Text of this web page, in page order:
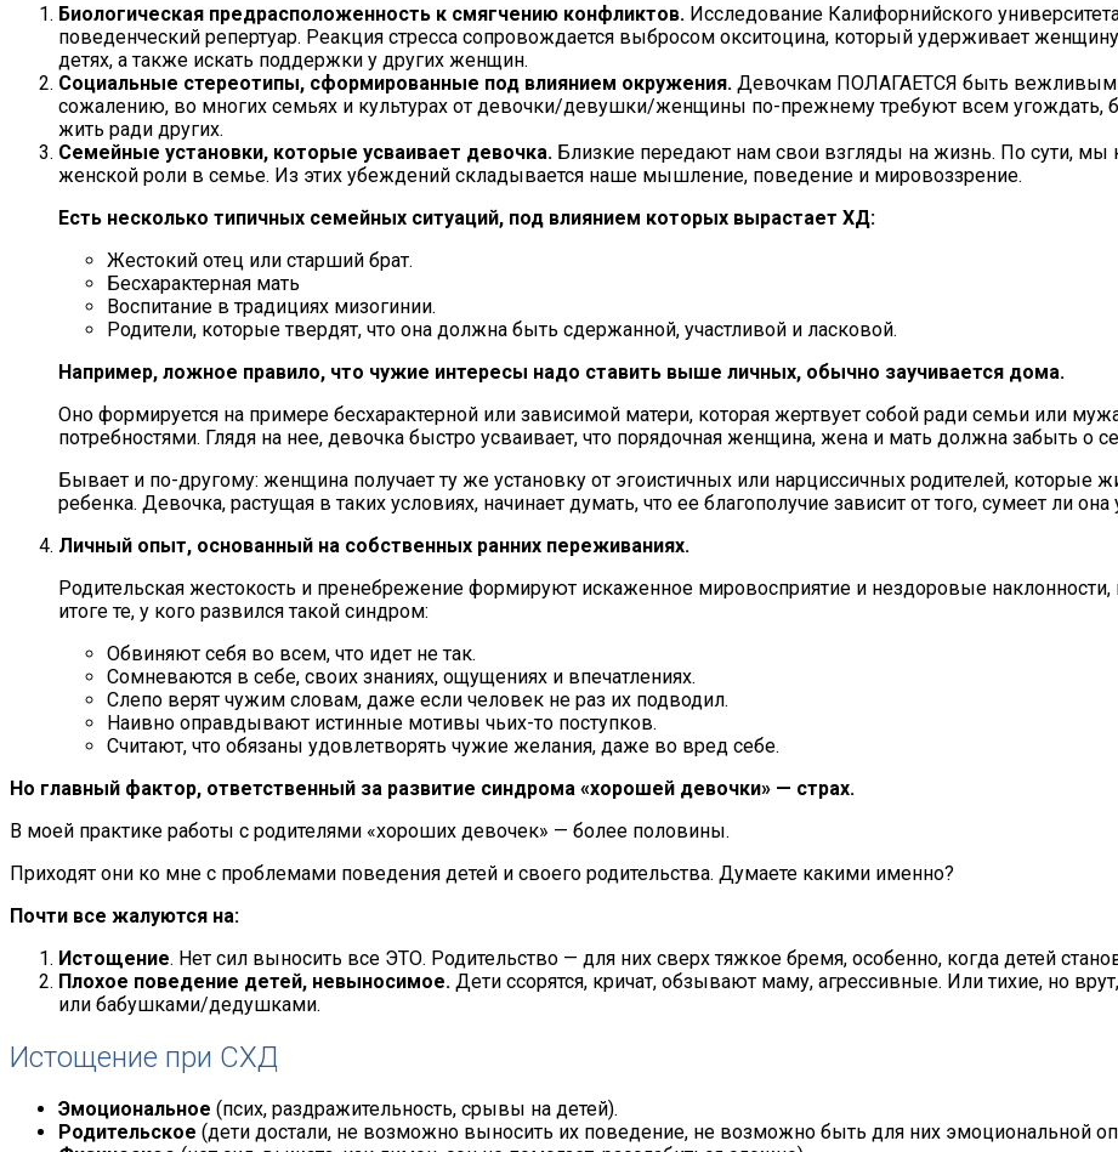
Биологическая предрасположенность к смягчению конфликтов. Исследование Калифорнийского
поведенческий репертуар. Реакция стресса сопровождается выбросом окситоцина, который удерживает
детях, а также искать поддержки у других женщин.
Социальные стереотипы, сформированные под влиянием окружения. Девочкам ПОЛАГАЕТСЯ быть
сожалению, во многих семьях и культурах от девочки/девушки/женщины по-прежнему требуют всем угождать,
жить ради других.
Семейные установки, которые усваивает девочка. Близкие передают нам свои взгляды на жизнь. По сути,
женской роли в семье. Из этих убеждений складывается наше мышление, поведение и мировоззрение.
Есть несколько типичных семейных ситуаций, под влиянием которых вырастает ХД:
Жестокий отец или старший брат.
Бесхарактерная мать
Воспитание в традициях мизогинии.
Родители, которые твердят, что она должна быть сдержанной, участливой и ласковой.
Например, ложное правило, что чужие интересы надо ставить выше личных, обычно заучивается дома.
Оно формируется на примере бесхарактерной или зависимой матери, которая жертвует собой ради семьи или
потребностями. Глядя на нее, девочка быстро усваивает, что порядочная женщина, жена и мать должна забыть о
Бывает и по-другому: женщина получает ту же установку от эгоистичных или нарциссичных родителей, которые
ребенка. Девочка, растущая в таких условиях, начинает думать, что ее благополучие зависит от того, сумеет ли
Личный опыт, основанный на собственных ранних переживаниях.
Родительская жестокость и пренебрежение формируют искаженное мировосприятие и нездоровые
итоге те, у кого развился такой синдром:
Обвиняют себя во всем, что идет не так.
Сомневаются в себе, своих знаниях, ощущениях и впечатлениях.
Слепо верят чужим словам, даже если человек не раз их подводил.
Наивно оправдывают истинные мотивы чьих-то поступков.
Считают, что обязаны удовлетворять чужие желания, даже во вред себе.
Но главный фактор, ответственный за развитие синдрома «хорошей девочки» — страх.
В моей практике работы с родителями «хороших девочек» — более половины.
Приходят они ко мне с проблемами поведения детей и своего родительства. Думаете какими именно?
Почти все жалуются на:
Истощение. Нет сил выносить все ЭТО. Родительство — для них сверх тяжкое бремя, особенно, когда детей
Плохое поведение детей, невыносимое. Дети ссорятся, кричат, обзывают маму, агрессивные. Или тихие, но
или бабушками/дедушками.
Истощение при СХД
Эмоциональное (псих, раздражительность, срывы на детей).
Родительское (дети достали, не возможно выносить их поведение, не возможно быть для них эмоциональной